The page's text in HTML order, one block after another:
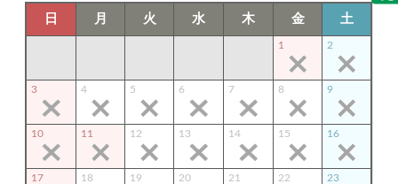
日 月 火 水 木 金 土
1 2
3 4 5 6 7 8 9
10 11 12 13 14 15 16
17 18 19 20 21 22 23